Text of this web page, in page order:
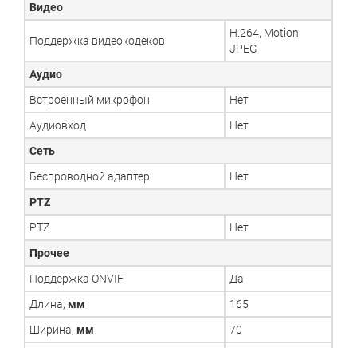
Видео
Поддержка видеокодеков
H.264, Motion
JPEG
Аудио
Встроенный микрофон
Нет
Аудиовход
Нет
Сеть
Беспроводной адаптер
Нет
PTZ
PTZ
Нет
Прочее
Поддержка ONVIF
Да
Длина, мм
165
Ширина, мм
70